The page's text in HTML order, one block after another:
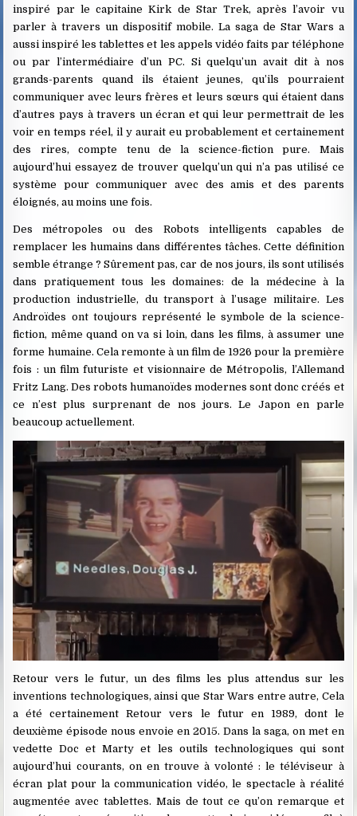
inspiré par le capitaine Kirk de Star Trek, après l’avoir vu
parler à travers un dispositif mobile. La saga de Star Wars a
aussi inspiré les tablettes et les appels vidéo faits par téléphone
ou par l’intermédiaire d’un PC. Si quelqu’un avait dit à nos
grands-parents quand ils étaient jeunes, qu’ils pourraient
communiquer avec leurs frères et leurs sœurs qui étaient dans
d’autres pays à travers un écran et qui leur permettrait de les
voir en temps réel, il y aurait eu probablement et certainement
des rires, compte tenu de la science-fiction pure. Mais
aujourd’hui essayez de trouver quelqu’un qui n’a pas utilisé ce
système pour communiquer avec des amis et des parents
éloignés, au moins une fois.
Des métropoles ou des Robots intelligents capables de
remplacer les humains dans différentes tâches. Cette définition
semble étrange ? Sûrement pas, car de nos jours, ils sont utilisés
dans pratiquement tous les domaines: de la médecine à la
production industrielle, du transport à l’usage militaire. Les
Androïdes ont toujours représenté le symbole de la science-
fiction, même quand on va si loin, dans les films, à assumer une
forme humaine. Cela remonte à un film de 1926 pour la première
fois : un film futuriste et visionnaire de Métropolis, l’Allemand
Fritz Lang. Des robots humanoïdes modernes sont donc créés et
ce n’est plus surprenant de nos jours. Le Japon en parle
beaucoup actuellement.
Retour vers le futur, un des films les plus attendus sur les
inventions technologiques, ainsi que Star Wars entre autre, Cela
a été certainement Retour vers le futur en 1989, dont le
deuxième épisode nous envoie en 2015. Dans la saga, on met en
vedette Doc et Marty et les outils technologiques qui sont
aujourd’hui courants, on en trouve à volonté : le téléviseur à
écran plat pour la communication vidéo, le spectacle à réalité
augmentée avec tablettes. Mais de tout ce qu’on remarque et